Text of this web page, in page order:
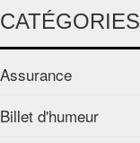
CATÉGORIES
Assurance
Billet d'humeur